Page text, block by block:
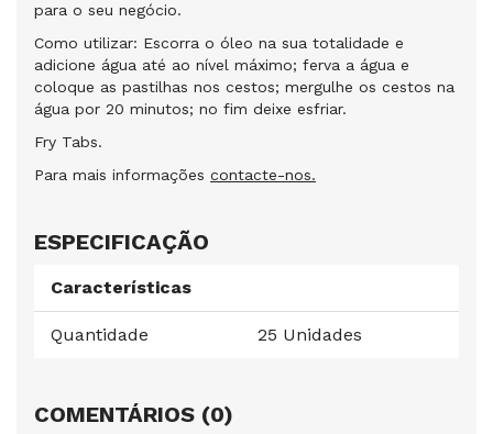
para o seu negócio.
Como utilizar: Escorra o óleo na sua totalidade e
adicione água até ao nível máximo; ferva a água e
coloque as pastilhas nos cestos; mergulhe os cestos na
água por 20 minutos; no fim deixe esfriar.
Fry Tabs.
Para mais informações contacte-nos.
ESPECIFICAÇÃO
Características
Quantidade 25 Unidades
COMENTÁRIOS (0)